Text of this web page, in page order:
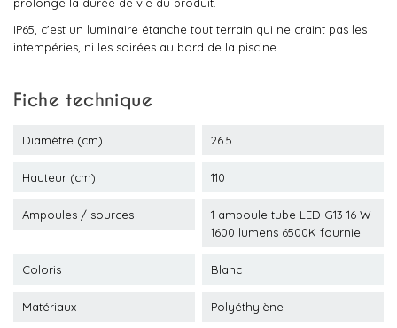
IP65, c'est un luminaire étanche tout terrain qui ne craint pas les
intempéries, ni les soirées au bord de la piscine.
Fiche technique
Diamètre (cm) 26.5
Hauteur (cm) 110
Ampoules / sources
1 ampoule tube LED G13 16 W
1600 lumens 6500K fournie
Coloris Blanc
Matériaux Polyéthylène